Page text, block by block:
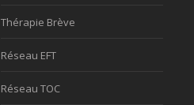
Thérapie Brève
Réseau EFT
Réseau TOC